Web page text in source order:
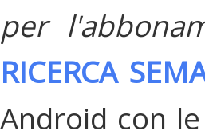
per
RICERCA
Android con